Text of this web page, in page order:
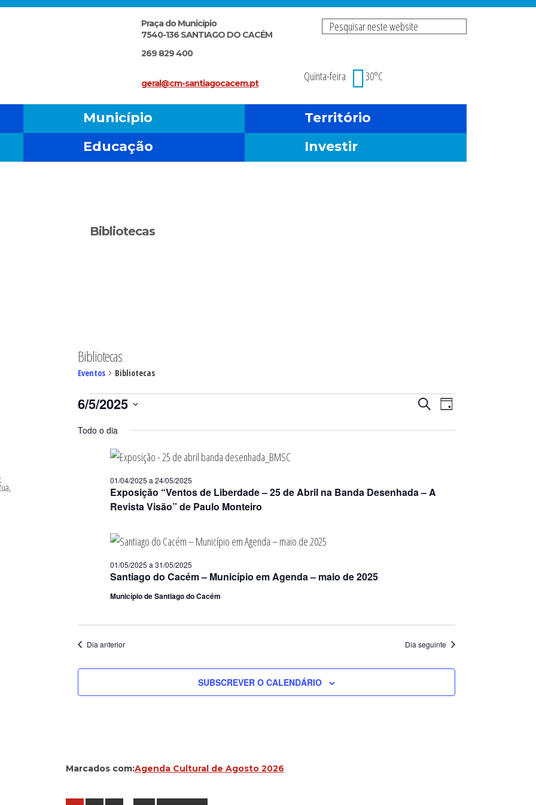
Pesquisar
Quinta-feira
30°C
Praça do Município
7540-136 SANTIAGO DO CACÉM
269 829 400
geral@cm-santiagocacem.pt
Município
Território
Educação Investir
Bibliotecas
Bibliotecas
Eventos Bibliotecas
Eventos
for
06/05/2025
Navegação
de
pesquisa
Eventos
PESQUISARNavegação
de
DIA
6/5/2025
Todo o dia
Exposição “Ventos de Liberdade – 25 de Abril na Banda Desenhada – A
Revista Visão” de Paulo Monteiro
01/04/2025 a 24/05/2025
Santiago do Cacém – Município em Agenda – maio de 2025
01/05/2025 a 31/05/2025
Município de Santiago do Cacém
Dia anterior Dia seguinte
SUBSCREVER O CALENDÁRIO
Marcados com:Agenda Cultural de Agosto 2026